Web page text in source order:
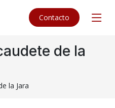
Contacto
de la
la Jara